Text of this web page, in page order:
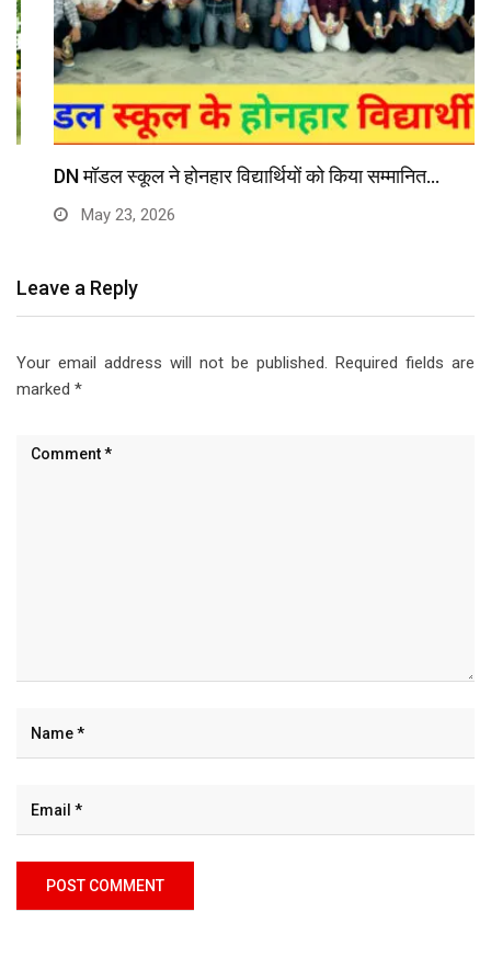
DN मॉडल स्कूल ने होनहार विद्यार्थियों को किया सम्मानित…
May 23, 2026
Leave a Reply
Your email address will not be published. Required fields are
marked *